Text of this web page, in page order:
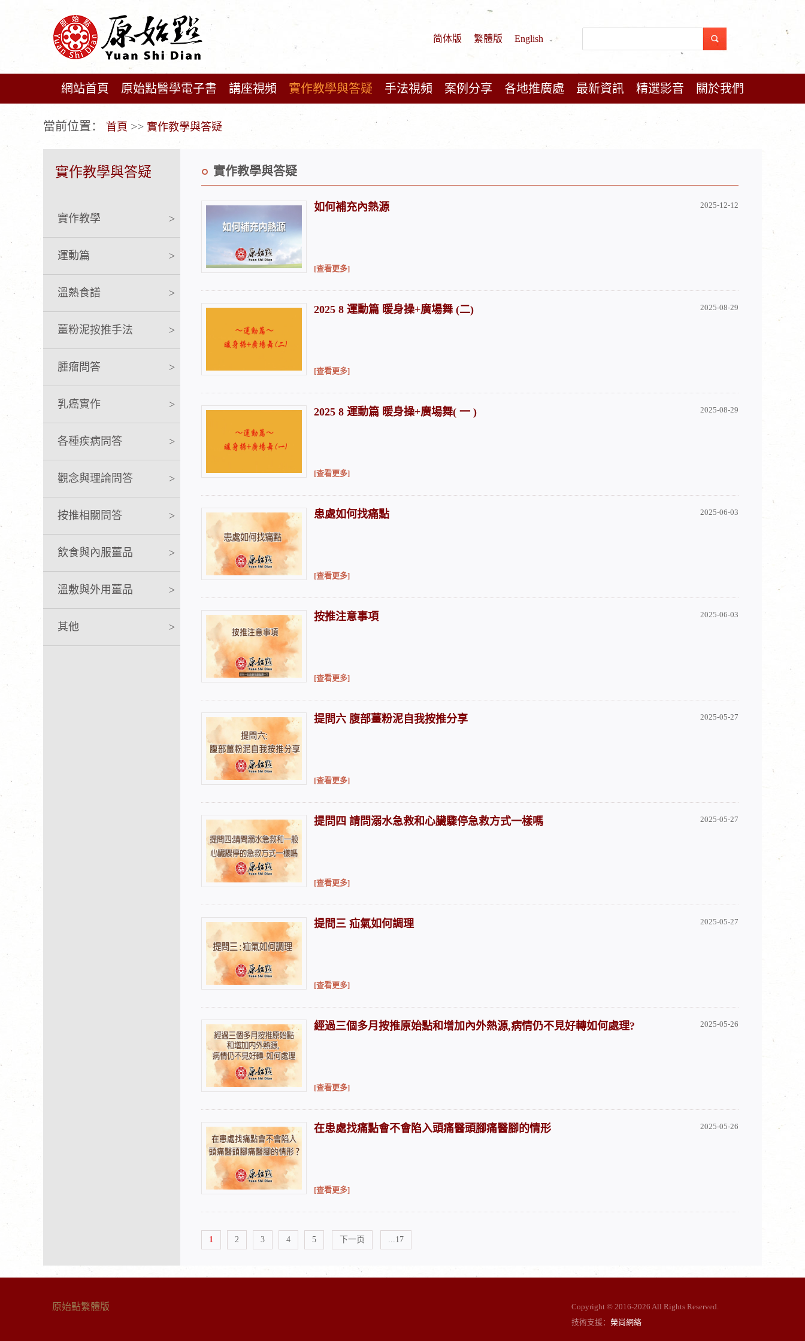
简体版 繁體版 English
網站首頁 原始點醫學電子書 講座視頻 實作教學與答疑 手法視頻 案例分享 各地推廣處 最新資訊 精選影音 關於我們
當前位置： 首頁 >> 實作教學與答疑
實作教學與答疑
實作教學 >
運動篇 >
溫熱食譜 >
薑粉泥按推手法 >
腫瘤問答 >
乳癌實作 >
各種疾病問答 >
觀念與理論問答 >
按推相關問答 >
飲食與內服薑品 >
溫敷與外用薑品 >
其他 >
實作教學與答疑
如何補充內熱源 2025-12-12
[查看更多]
2025 8 運動篇 暖身操+廣場舞 (二) 2025-08-29
[查看更多]
2025 8 運動篇 暖身操+廣場舞( 一 ) 2025-08-29
[查看更多]
患處如何找痛點 2025-06-03
[查看更多]
按推注意事項 2025-06-03
[查看更多]
提問六 腹部薑粉泥自我按推分享 2025-05-27
[查看更多]
提問四 請問溺水急救和心臟驟停急救方式一樣嗎 2025-05-27
[查看更多]
提問三 疝氣如何調理 2025-05-27
[查看更多]
經過三個多月按推原始點和增加內外熱源,病情仍不見好轉如何處理? 2025-05-26
[查看更多]
在患處找痛點會不會陷入頭痛醫頭腳痛醫腳的情形 2025-05-26
[查看更多]
1 2 3 4 5 下一页 ...17
原始點繁體版 Copyright © 2016-2026 All Rights Reserved.
技術支援： 榮尚網絡